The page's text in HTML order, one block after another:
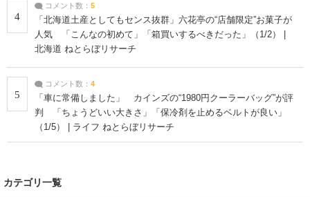
4
コメント数： 5
「北海道土産としてもセンス抜群」六花亭の“店舗限定”お菓子が
人気 「こんなの初めて」「箱買いするべきだった」（1/2） |
北海道 ねとらぼリサーチ
5
コメント数： 4
「車に常備しました」 カインズの“1980円クーラーバッグ”が評
判 「ちょうどいい大きさ」「保冷剤を止めるベルトが良い」
（1/5） | ライフ ねとらぼリサーチ
カテゴリ一覧